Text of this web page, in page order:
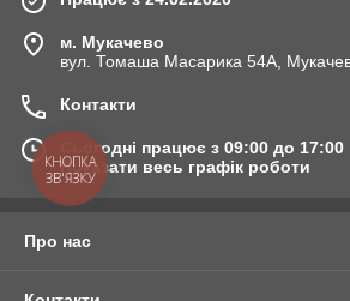
м. Мукачево
вул. Томаша Масарика 54А,
Контакти
Сьогодні працює з 09:00 до 17:00
Показати весь графік роботи
Про нас
КНОПКА
ЗВ'ЯЗКУ